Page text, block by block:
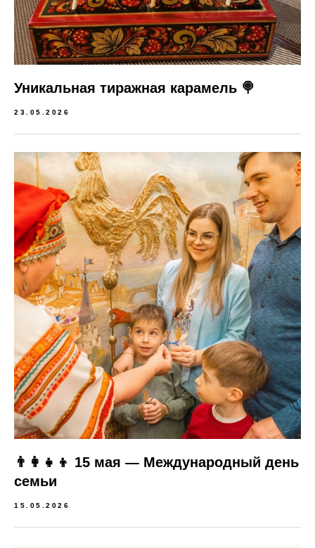
Уникальная тиражная карамель 🍭
23.05.2026
👨‍👩‍👧‍👦 15 мая — Международный день
семьи
15.05.2026